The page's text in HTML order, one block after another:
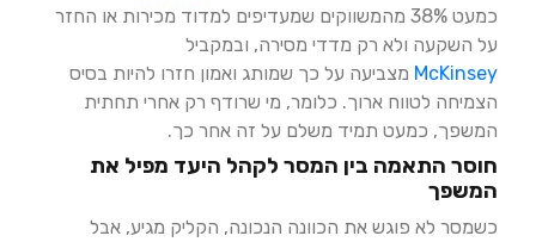
כמעט 38% מהמשווקים שמעדיפים למדוד מכירות או החזר
על השקעה ולא רק מדדי מסירה, ובמקביל
McKinsey מצביעה על כך שמותג ואמון חזרו להיות בסיס
הצמיחה לטווח ארוך. כלומר, מי שרודף רק אחרי תחתית
המשפך, כמעט תמיד משלם על זה אחר כך.
חוסר התאמה בין המסר לקהל היעד מפיל את
המשפך
כשמסר לא פוגש את הכוונה הנכונה, הקליק מגיע, אבל